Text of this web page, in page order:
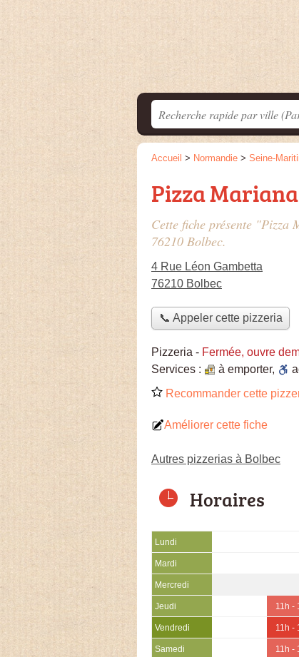
Accueil > Normandie > Seine-
Pizza Mariana
Cette fiche présente
76210 Bolbec.
4 Rue Léon Gambetta
76210 Bolbec
📞 Appeler cette pizzeria
Pizzeria - Fermée, ouvre
Services :
à emporter,
Recommander cette
Améliorer cette fiche
Autres pizzerias à Bolbec
Horaires
Lundi
Mardi
Mercredi
Jeudi 11h -
Vendredi 11h -
Samedi 11h -